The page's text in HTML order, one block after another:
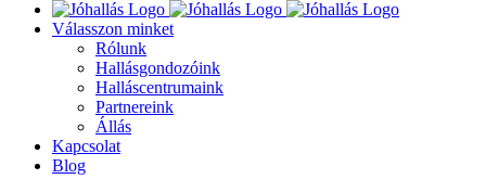
Válasszon minket
Rólunk
Hallásgondozóink
Halláscentrumaink
Partnereink
Állás
Kapcsolat
Blog